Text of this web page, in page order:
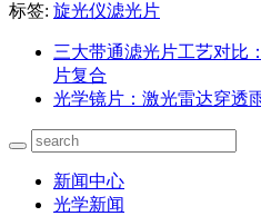
标签: 旋光仪滤光片
三大带通滤光片工艺对比
片复合
光学镜片：激光雷达穿透
新闻中心
光学新闻